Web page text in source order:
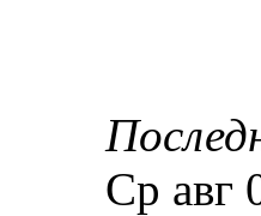
Ср авг